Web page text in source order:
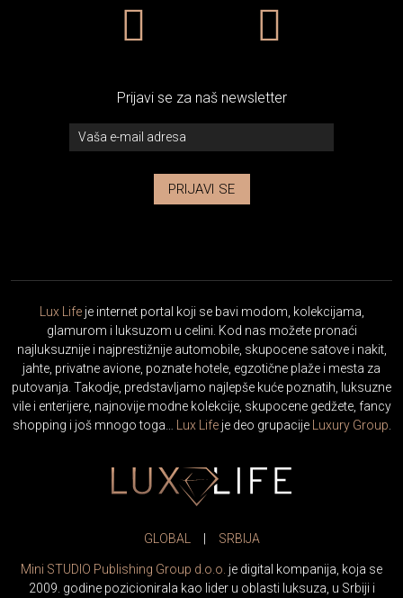
Prijavi se za naš newsletter
PRIJAVI SE
Lux Lifeje internet portal koji se bavi modom, kolekcijama,
glamurom i luksuzom u celini. Kod nas možete pronaći
najluksuznije i najprestižnije automobile, skupocene satove i nakit,
jahte, privatne avione, poznate hotele, egzotične plaže i mesta za
putovanja. Takodje, predstavljamo najlepše kuće poznatih, luksuzne
vile i enterijere, najnovije modne kolekcije, skupocene gedžete, fancy
shopping i još mnogo toga…
Lux Lifeje deo grupacije Luxury Group
GLOBAL SRBIJA
Mini STUDIO Publishing Group d.o.o. je digital kompanija, koja se
2009. godine pozicionirala kao lider u oblasti luksuza, u Srbiji i